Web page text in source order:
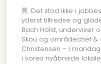
Det stod ikke i
yderst tilfredse og
Bach Holst, underviser
Skou og områdechef &
Christensen – i
i vores nyåbnede